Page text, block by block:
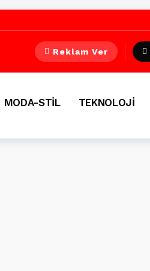
Reklam Ver
MODA-STİL TEKNOLOJİ